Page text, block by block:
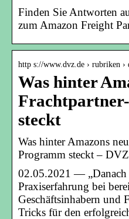
Finden Sie Antworten
zum Amazon Freight
http s://www.dvz.de › rubriken ›
Was hinter
steckt
Was hinter Amazons
Programm steckt – DVZ
02.05.2021 — „Danach
Praxiserfahrung bei
Geschäftsinhabern und
Tricks für den